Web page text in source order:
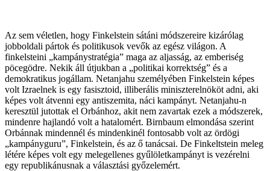
Az sem véletlen, hogy Finkelstein sátáni módszereire kizárólag
jobboldali pártok és politikusok vevők az egész világon. A
finkelsteini „kampánystratégia” maga az aljasság, az emberiség
pöcegödre. Nekik áll útjukban a „politikai korrektség” és a
demokratikus jogállam. Netanjahu személyében Finkelstein képes
volt Izraelnek is egy fasisztoid, illiberális miniszterelnököt adni, aki
képes volt átvenni egy antiszemita, náci kampányt. Netanjahu-n
keresztül jutottak el Orbánhoz, akit nem zavartak ezek a módszerek,
mindenre hajlandó volt a hatalomért. Birnbaum elmondása szerint
Orbánnak mindennél és mindenkinél fontosabb volt az ördögi
„kampányguru”, Finkelstein, és az ő tanácsai. De Finkeltstein meleg
létére képes volt egy melegellenes gyűlöletkampányt is vezérelni
egy republikánusnak a választási győzelemért.